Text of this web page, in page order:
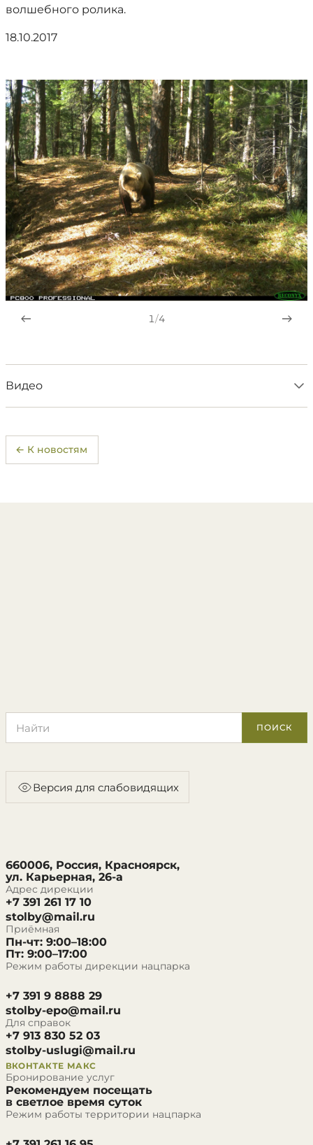
волшебного ролика.
18.10.2017
1/4
Видео
← К новостям
ПОИСК
Версия для слабовидящих
660006, Россия, Красноярск,
ул. Карьерная, 26-а
Адрес дирекции
+7 391 261 17 10
stolby@mail.ru
Приёмная
Пн-чт: 9:00–18:00
Пт: 9:00–17:00
Режим работы дирекции нацпарка
+7 391 9 8888 29
stolby-epo@mail.ru
Для справок
+7 913 830 52 03
stolby-uslugi@mail.ru
ВКОНТАКТЕ МАКС
Бронирование услуг
Рекомендуем посещать
в светлое время суток
Режим работы территории нацпарка